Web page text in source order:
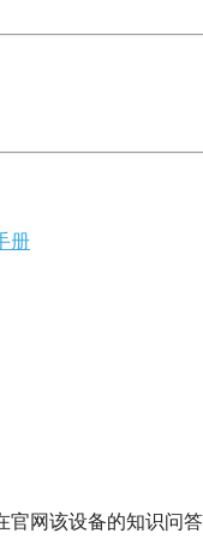
册
官网该设备的知识问